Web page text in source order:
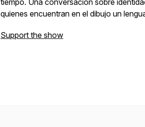
tiempo. Una conversación sobre
quienes encuentran en el dibujo un
Support the show